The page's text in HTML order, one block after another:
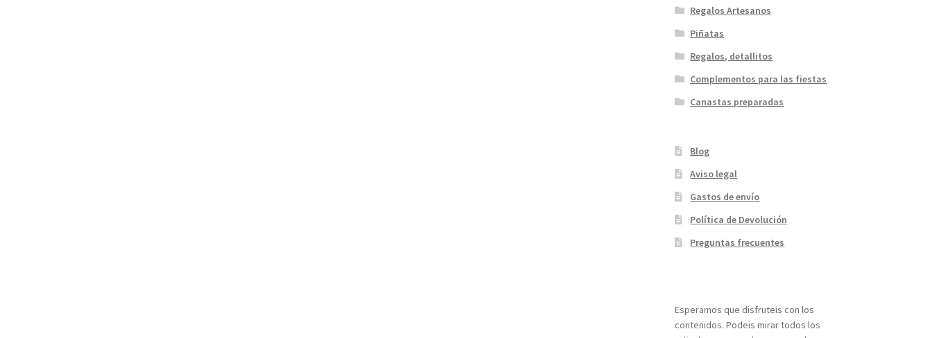
Regalos Artesanos
Piñatas
Regalos, detallitos
Complementos para las fiestas
Canastas preparadas
Blog
Aviso legal
Gastos de envío
Política de Devolución
Preguntas frecuentes
Esperamos que disfruteis con los
contenidos. Podeis mirar todos los